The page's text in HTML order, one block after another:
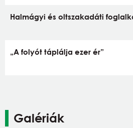
Halmágyi és oltszakadáti
„A folyót táplálja ezer ér”
Galériák